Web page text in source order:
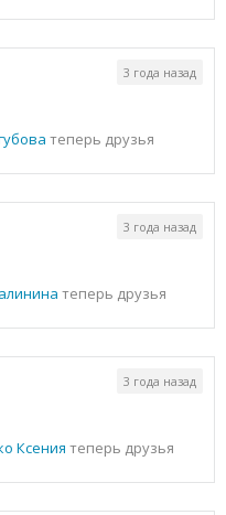
теперь друзья
3 года назад
теперь друзья
3 года назад
Ксения теперь друзья
3 года назад